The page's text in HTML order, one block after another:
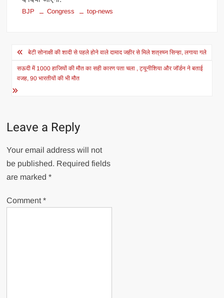
BJP Congress top-news
Post
navigation
बेटी सोनाक्षी की शादी से पहले होने वाले दामाद जहीर से मिले शत्रुघ्न सिन्हा, लगाया गले
सऊदी में 1000 हाजियों की मौत का सही कारण पता चला , ट्यूनीशिया और जॉर्डन ने बताई
वजह, 90 भारतीयों की भी मौत
Leave a Reply
Your email address will not
be published. Required fields
are marked*
Comment*